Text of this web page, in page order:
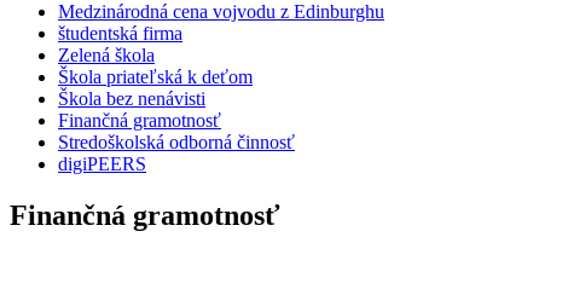
Medzinárodná cena vojvodu z Edinburghu
študentská firma
Zelená škola
Škola priateľská k deťom
Škola bez nenávisti
Finančná gramotnosť
Stredoškolská odborná činnosť
digiPEERS
Finančná gramotnosť